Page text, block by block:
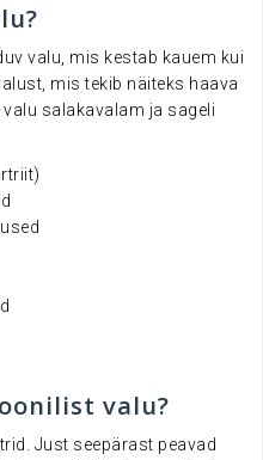
valu, mis kestab kauem kui
mis tekib näiteks haava
salakavalam ja sageli
valu?
Just seepärast peavad